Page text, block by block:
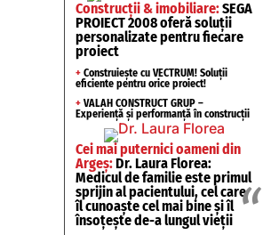
Construcții & imobiliare:SEGA
PROIECT 2008 oferă soluții
personalizate pentru fiecare
proiect
+ Construiește cu VECTRUM! Soluții
eficiente pentru orice proiect!
+ VALAH CONSTRUCT GRUP –
Experiență și performanță în construcții
Cei mai puternici oameni din
Argeș:Dr. Laura Florea:
Medicul de familie este primul
sprijin al pacientului, cel care
îl cunoaște cel mai bine și îl
însoțește de-a lungul vieții